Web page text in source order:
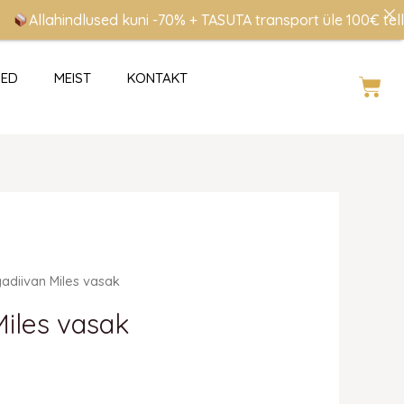
MEIST KONTAKT Cart
Miles vasak
vasak
Allahindlused kuni -70% + TASUTA transport üle 100€